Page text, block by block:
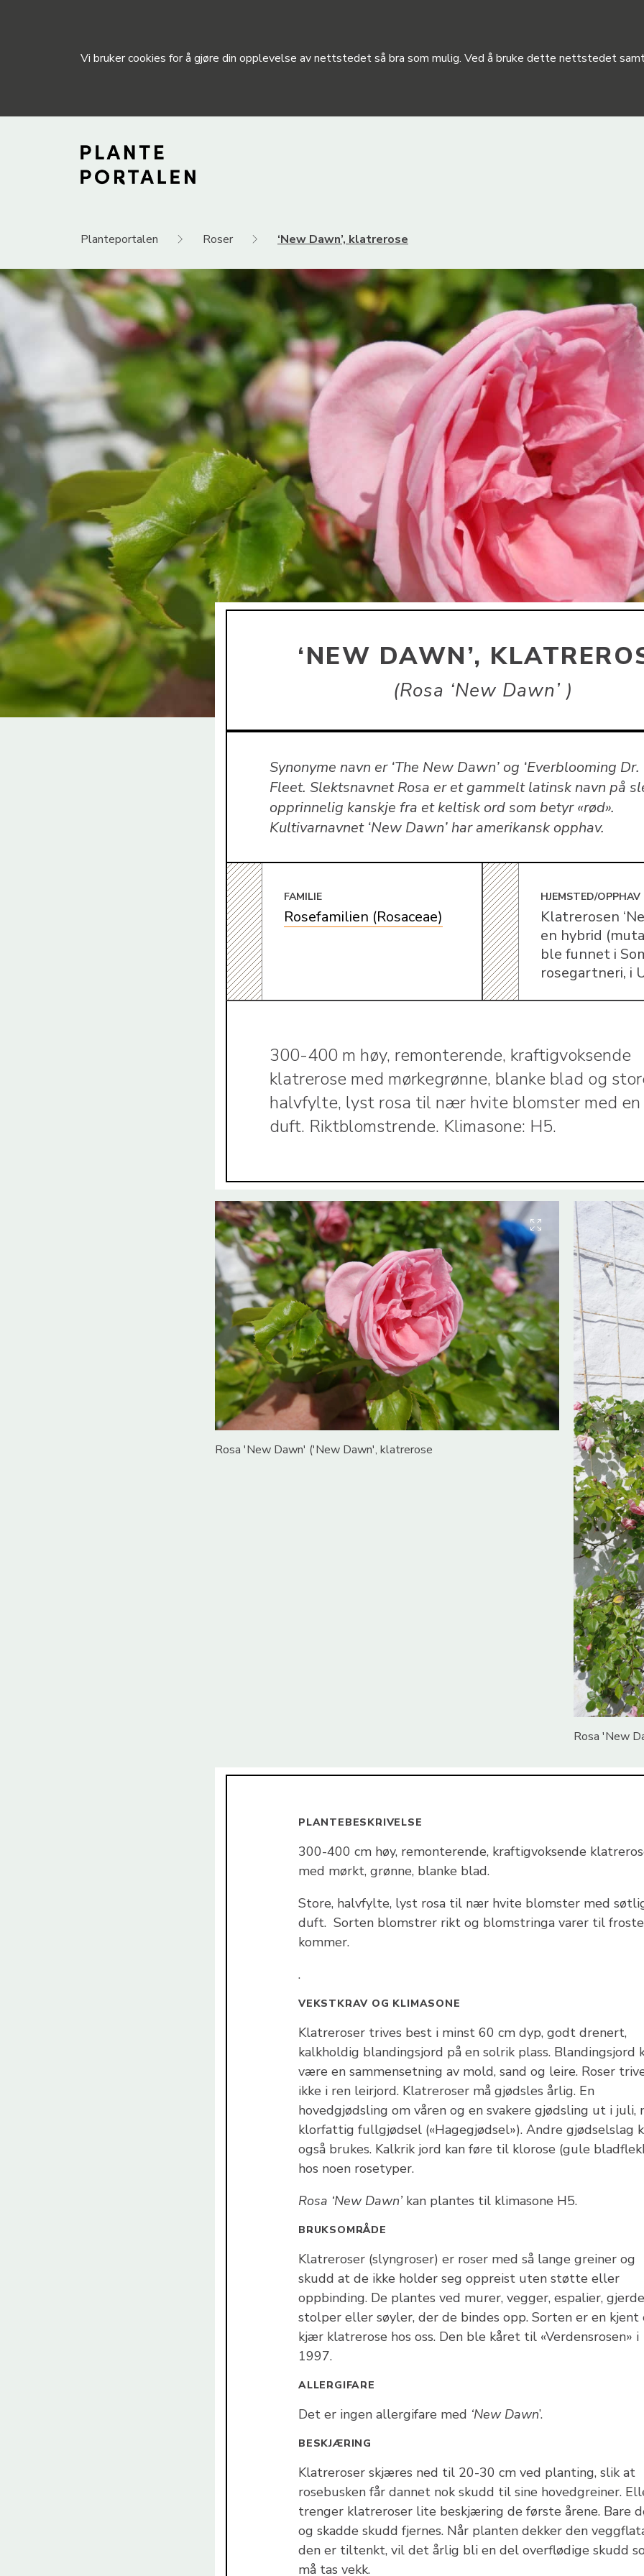
Planteportalen Roser ‘New Dawn’, klatrerose
Vi bruker cookies for å gjøre din opplevelse av nettstedet så bra som mulig. Ved å bruke dette nettstedet
‘NEW DAWN’,
Rosa ‘New Dawn’
Synonyme navn er ‘The New Dawn’ og ‘Everblooming
Fleet. Slektsnavnet Rosa er et gammelt latinsk navn på
opprinnelig kanskje fra et keltisk ord som betyr «rød».
Kultivarnavnet ‘New Dawn’ har amerikansk opphav.
FAMILIE
Rosefamilien (Rosaceae)
HJEMSTED/OPPHAV
Klatrerosen
en hybrid
ble funnet i
rosegartneri, i
300-400 m høy, remonterende, kraftigvoksende
klatrerose med mørkegrønne, blanke blad og
halvfylte, lyst rosa til nær hvite blomster med
duft. Riktblomstrende. Klimasone: H5.
Rosa 'New Dawn' ('New Dawn', klatrerose
Rosa 'New
PLANTEBESKRIVELSE
300-400 cm høy, remonterende, kraftigvoksende
med mørkt, grønne, blanke blad.
Store, halvfylte, lyst rosa til nær hvite blomster med
duft. Sorten blomstrer rikt og blomstringa varer til
kommer.
.
VEKSTKRAV OG KLIMASONE
Klatreroser trives best i minst 60 cm dyp, godt drenert,
kalkholdig blandingsjord på en solrik plass. Blandingsjord
være en sammensetning av mold, sand og leire. Roser
ikke i ren leirjord. Klatreroser må gjødsles årlig. En
hovedgjødsling om våren og en svakere gjødsling ut i juli,
klorfattig fullgjødsel («Hagegjødsel»). Andre gjødselslag
også brukes. Kalkrik jord kan føre til klorose (gule
hos noen rosetyper.
Rosa ‘New Dawn’ kan plantes til klimasone H5.
BRUKSOMRÅDE
Klatreroser (slyngroser) er roser med så lange greiner og
skudd at de ikke holder seg oppreist uten støtte eller
oppbinding. De plantes ved murer, vegger, espalier,
stolper eller søyler, der de bindes opp. Sorten er en kjent
kjær klatrerose hos oss. Den ble kåret til «Verdensrosen» i
1997.
ALLERGIFARE
Det er ingen allergifare med ‘New Dawn’.
BESKJÆRING
Klatreroser skjæres ned til 20-30 cm ved planting, slik at
rosebusken får dannet nok skudd til sine hovedgreiner.
trenger klatreroser lite beskjæring de første årene. Bare
og skadde skudd fjernes. Når planten dekker den
den er tiltenkt, vil det årlig bli en del overflødige skudd
må tas vekk.